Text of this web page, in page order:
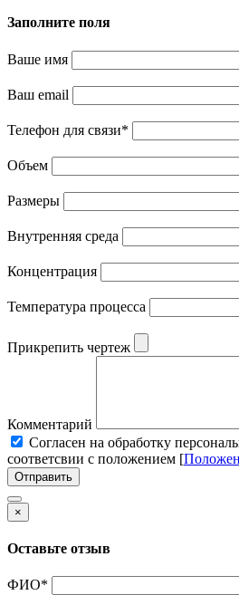
Заполните поля
Ваше имя
Ваш email
Телефон для связи*
Объем
Размеры
Внутренняя среда
Концентрация
Температура процесса
Прикрепить чертеж
Комментарий
Cогласен на обработку
соответсвии с положением [
Отправить
×
Оставьте отзыв
ФИО*